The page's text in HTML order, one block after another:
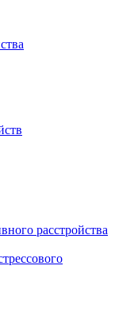
расстройства